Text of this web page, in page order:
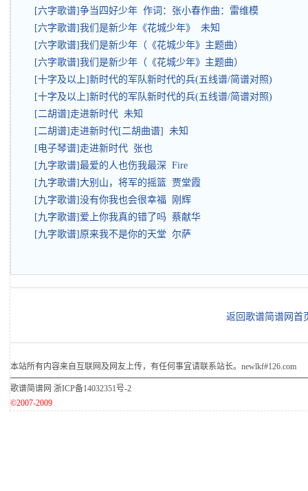
[六字歌谱]争当四好少年 作词：张小春作曲：雷维模
[六字歌谱]我们是新少年《花城少年》 未知
[六字歌谱]我们是新少年（《花城少年》主题曲）
[六字歌谱]我们是新少年（《花城少年》主题曲）
[十字及以上]新时代的军队新时代的兵(五线谱/简谱对照)
[十字及以上]新时代的军队新时代的兵(五线谱/简谱对照)
[二胡谱]走进新时代 未知
[二胡谱]走进新时代[二胡曲谱] 未知
[电子琴谱]走进新时代 张也
[九字歌谱]最爱的人也伤我最深 Fire
[九字歌谱]大别山，将军的摇篮 贾堂霞
[九字歌谱]没有你我也会很幸福 刚辉
[九字歌谱]爱上你我真的错了吗 蔡献华
[九字歌谱]原来我不是你的天堂 尔萨
返回歌谱简谱网首
本站所有内容来自互联网及网友上传，有任何事宜请联系站长。newlkf#126.com
歌谱简谱网 浙ICP备14032351号-2
©2007-2009